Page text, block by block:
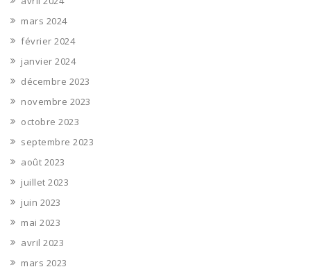
mars 2024
février 2024
janvier 2024
décembre 2023
novembre 2023
octobre 2023
septembre 2023
août 2023
juillet 2023
juin 2023
mai 2023
avril 2023
mars 2023